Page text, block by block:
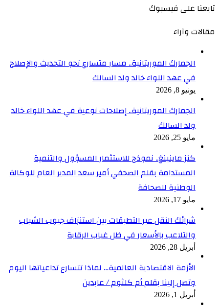
تابعنا على فيسبوك
مقالات وآراء
الجمارك الموريتانية.. مسار متسارع نحو التحديث والإصلاح
في عهد اللواء خالد ولد السالك
يونيو 8, 2026
الجمارك الموريتانية.. إصلاحات نوعية في عهد اللواء خالد
ولد السالك
مايو 25, 2026
كنز ماينينغ.. نموذج للاستثمار المسؤول والتنمية
المستدامة بقلم الصحفي أمير سعد المدير العام للوكالة
الوطنية للصحافة
مايو 17, 2026
شرائك النقل عبر التطبقات بين استنزاف جيوب الشباب
والتلاعب بالأسعار في ظل غياب الرقابة
أبريل 28, 2026
الأزمة الاقتصادية العالمية… لماذا تتسارع تداعياتها اليوم
وتصل إلينا بقلم أم كلثوم / عابدين
أبريل 1, 2026